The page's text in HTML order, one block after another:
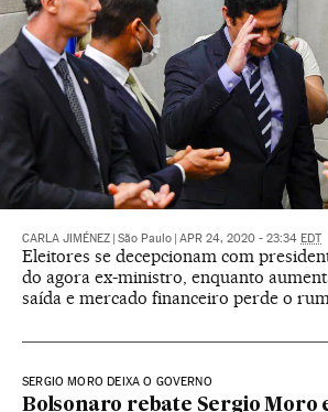
CARLA JIMÉNEZ São Paulo APR 24, 2020 - 23:34 EDT
Eleitores se decepcionam com
do agora ex-ministro, enquanto
saída e mercado financeiro perde o
SERGIO MORO DEIXA O GOVERNO
Bolsonaro rebate Sergio Moro